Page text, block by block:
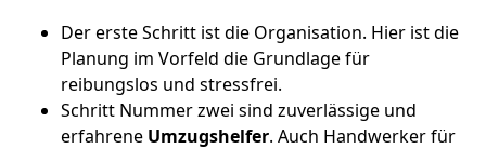
Der erste Schritt ist die Organisation. Hier ist die
Planung im Vorfeld die Grundlage für
reibungslos und stressfrei.
Schritt Nummer zwei sind zuverlässige und
erfahrene Umzugshelfer. Auch Handwerker für